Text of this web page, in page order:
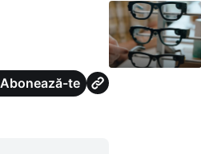
Abonează-te